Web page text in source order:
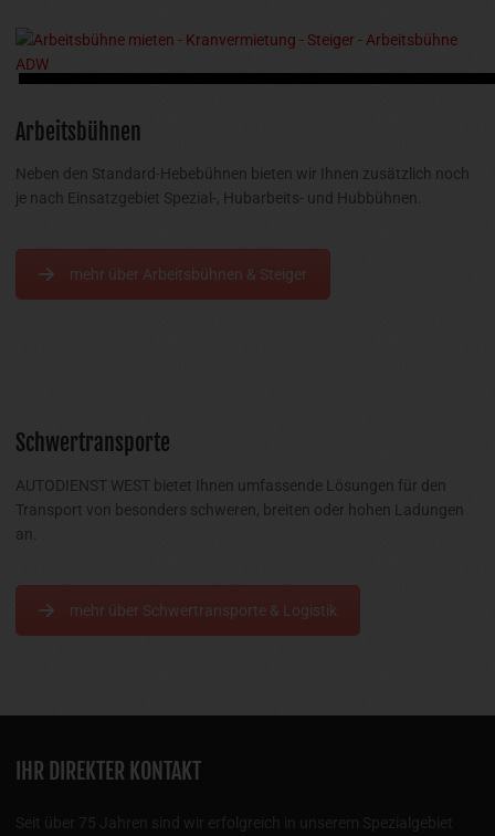
Arbeitsbühnen
Neben den Standard-Hebebühnen bieten wir Ihnen zusätzlich noch
je nach Einsatzgebiet Spezial-, Hubarbeits- und Hubbühnen.
mehr über Arbeitsbühnen & Steiger
Schwertransporte
AUTODIENST WEST bietet Ihnen umfassende Lösungen für den
Transport von besonders schweren, breiten oder hohen Ladungen
an.
mehr über Schwertransporte & Logistik
IHR DIREKTER KONTAKT